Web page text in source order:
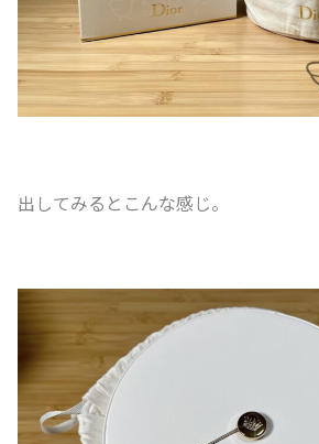
出してみるとこんな感じ。